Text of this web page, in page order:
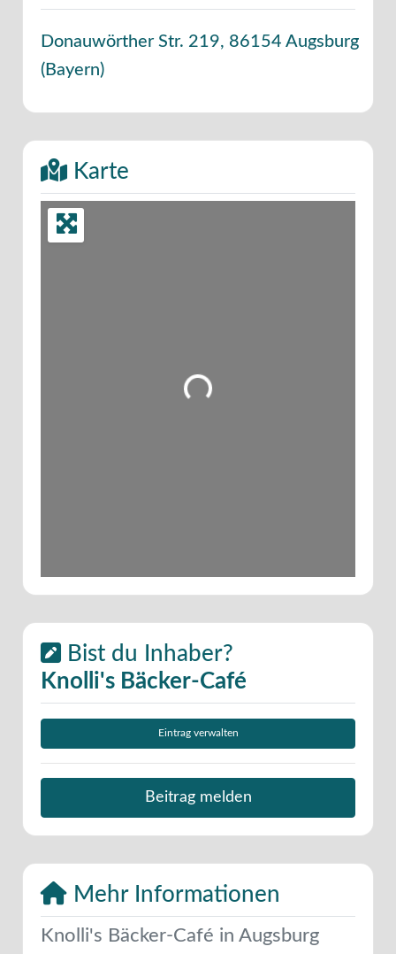
Donauwörther Str. 219, 86154 Augsburg
(Bayern)
Karte
Wird geladen …
Bist du Inhaber?
Knolli's Bäcker-Café
Eintrag verwalten
Beitrag melden
Mehr Informationen
Knolli's Bäcker-Café in Augsburg